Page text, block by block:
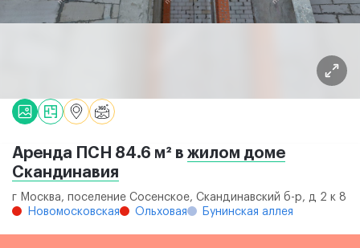
Аренда ПСН 84.6 м² в жилом доме
Скандинавия
г Москва, поселение Сосенское, Скандинавский б-р, д 2 к 8
Новомосковская
Ольховая Бунинская аллея